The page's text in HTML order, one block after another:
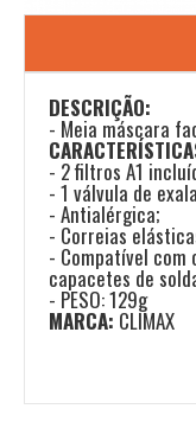
DESCRIÇÃO:
- Meia máscara
- 2 filtros A1
- 1 válvula de
- Antialérgica;
- Correias
- Compatível com
capacetes de
- PESO: 129g
MARCA: CLIMAX